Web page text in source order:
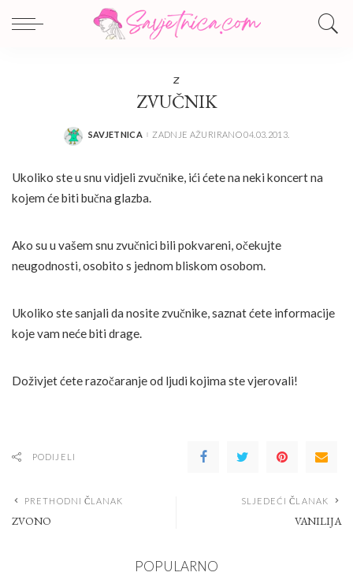
Z
ZVUČNIK
POSTED
SAVJETNICA ZADNJE AŽURIRANO 04.03.2013.
Ukoliko ste u snu vidjeli zvučnike, ići ćete na neki koncert na
kojem će biti bučna glazba.
Ako su u vašem snu zvučnici bili pokvareni, očekujte
neugodnosti, osobito s jednom bliskom osobom.
Ukoliko ste sanjali da nosite zvučnike, saznat ćete informacije
koje vam neće biti drage.
Doživjet ćete razočaranje od ljudi kojima ste vjerovali!
PODIJELI
PRETHODNI ČLANAK
ZVONO
SLJEDEĆI ČLANAK
VANILIJA
POPULARNO